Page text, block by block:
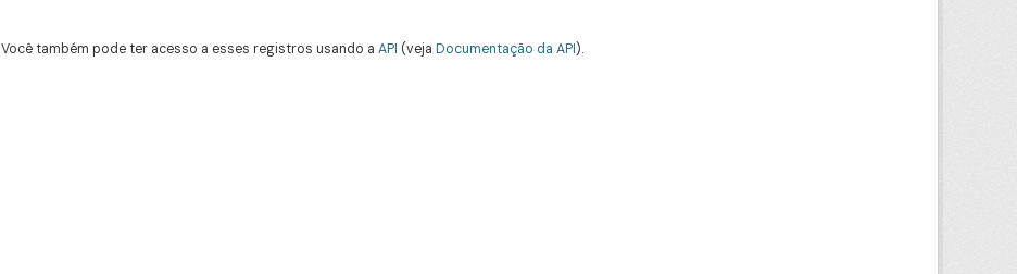
Você também pode ter acesso a esses registros usando a API (veja Documentação da API).